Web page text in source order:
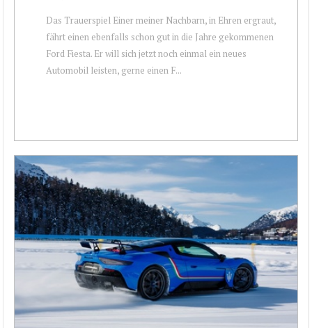
Das Trauerspiel Einer meiner Nachbarn, in Ehren ergraut,
fährt einen ebenfalls schon gut in die Jahre gekommenen
Ford Fiesta. Er will sich jetzt noch einmal ein neues
Automobil leisten, gerne einen F...